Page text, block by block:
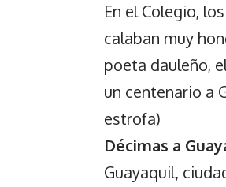
En el Colegio,
calaban muy
poeta dauleño,
un centenario a
estrofa)
Décimas a
Guayaquil,